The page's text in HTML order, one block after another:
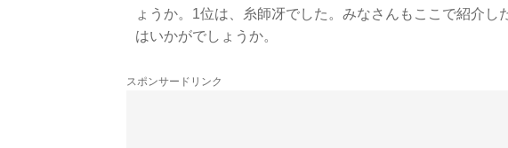
ょうか。1位は、糸師冴でした。みなさんもここで紹介し
はいかがでしょうか。
スポンサードリンク